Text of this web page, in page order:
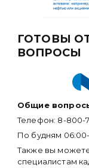
ГОТОВЫ
ВОПРОСЫ
Общие
Телефон: 8-800-
По будням
Также вы
специалистам